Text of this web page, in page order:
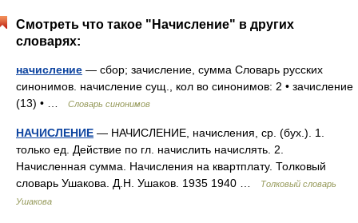
Смотреть что такое "Начисление" в других
словарях:
начисление — сбор; зачисление, сумма Словарь русских
синонимов. начисление сущ., кол во синонимов: 2 • зачисление
(13) • …
Словарь синонимов
НАЧИСЛЕНИЕ — НАЧИСЛЕНИЕ, начисления, ср. (бух.). 1.
только ед. Действие по гл. начислить начислять. 2.
Начисленная сумма. Начисления на квартплату. Толковый
словарь Ушакова. Д.Н. Ушаков. 1935 1940 …
Толковый словарь
Ушакова